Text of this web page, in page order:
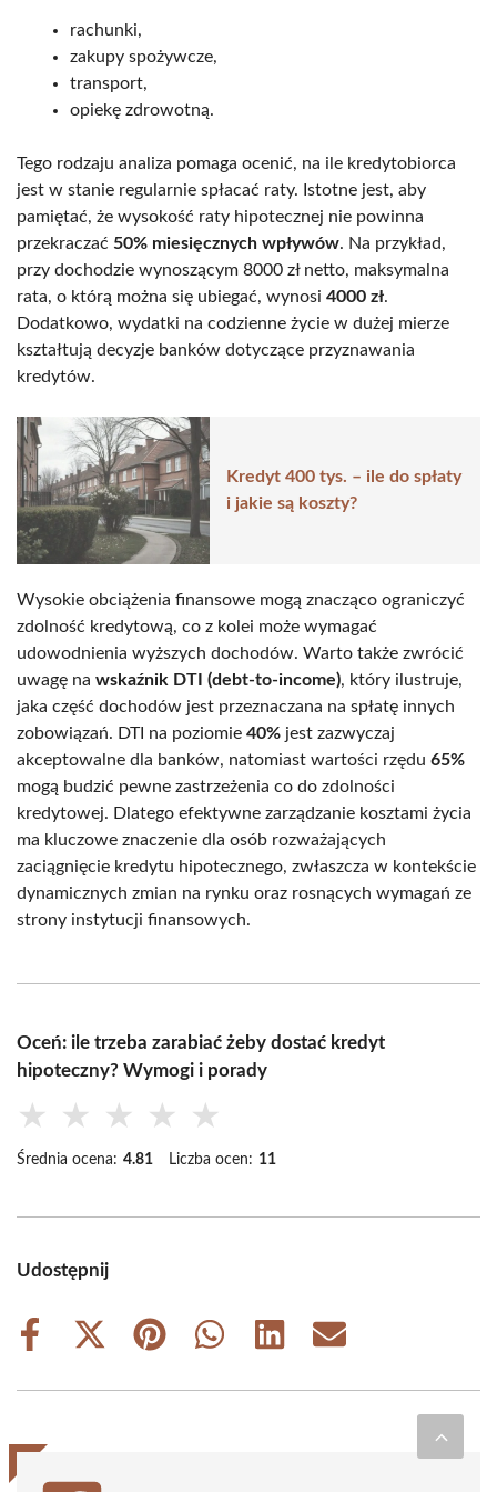
rachunki,
zakupy spożywcze,
transport,
opiekę zdrowotną.
Tego rodzaju analiza pomaga ocenić, na ile kredytobiorca
jest w stanie regularnie spłacać raty. Istotne jest, aby
pamiętać, że wysokość raty hipotecznej nie powinna
przekraczać 50% miesięcznych wpływów. Na przykład,
przy dochodzie wynoszącym 8000 zł netto, maksymalna
rata, o którą można się ubiegać, wynosi 4000 zł.
Dodatkowo, wydatki na codzienne życie w dużej mierze
kształtują decyzje banków dotyczące przyznawania
kredytów.
Kredyt 400 tys. – ile do spłaty
i jakie są koszty?
Wysokie obciążenia finansowe mogą znacząco ograniczyć
zdolność kredytową, co z kolei może wymagać
udowodnienia wyższych dochodów. Warto także zwrócić
uwagę na wskaźnik DTI (debt-to-income), który ilustruje,
jaka część dochodów jest przeznaczana na spłatę innych
zobowiązań. DTI na poziomie 40% jest zazwyczaj
akceptowalne dla banków, natomiast wartości rzędu 65%
mogą budzić pewne zastrzeżenia co do zdolności
kredytowej. Dlatego efektywne zarządzanie kosztami życia
ma kluczowe znaczenie dla osób rozważających
zaciągnięcie kredytu hipotecznego, zwłaszcza w kontekście
dynamicznych zmian na rynku oraz rosnących wymagań ze
strony instytucji finansowych.
Oceń: ile trzeba zarabiać żeby dostać kredyt
hipoteczny? Wymogi i porady
★ ★ ★ ★ ★
Średnia ocena: 4.81 Liczba ocen: 11
Udostępnij
Share
Share
(Twitter)
Share
Share
Share
Share